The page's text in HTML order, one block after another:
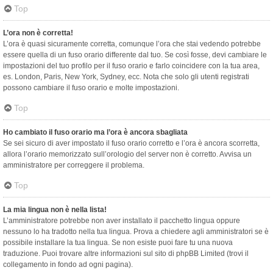
Top
L’ora non è corretta!
L’ora è quasi sicuramente corretta, comunque l’ora che stai vedendo potrebbe
essere quella di un fuso orario differente dal tuo. Se così fosse, devi cambiare le
impostazioni del tuo profilo per il fuso orario e farlo coincidere con la tua area,
es. London, Paris, New York, Sydney, ecc. Nota che solo gli utenti registrati
possono cambiare il fuso orario e molte impostazioni.
Top
Ho cambiato il fuso orario ma l’ora è ancora sbagliata
Se sei sicuro di aver impostato il fuso orario corretto e l’ora è ancora scorretta,
allora l’orario memorizzato sull’orologio del server non è corretto. Avvisa un
amministratore per correggere il problema.
Top
La mia lingua non è nella lista!
L’amministratore potrebbe non aver installato il pacchetto lingua oppure
nessuno lo ha tradotto nella tua lingua. Prova a chiedere agli amministratori se è
possibile installare la tua lingua. Se non esiste puoi fare tu una nuova
traduzione. Puoi trovare altre informazioni sul sito di phpBB Limited (trovi il
collegamento in fondo ad ogni pagina).